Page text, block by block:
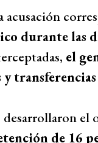
durante las
el
desarrollaron
de 16